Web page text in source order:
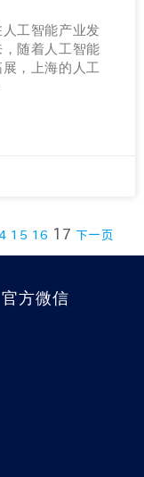
工智能产业发
随着人工智能
，上海的人工
15 16 17 下一页
官方微信